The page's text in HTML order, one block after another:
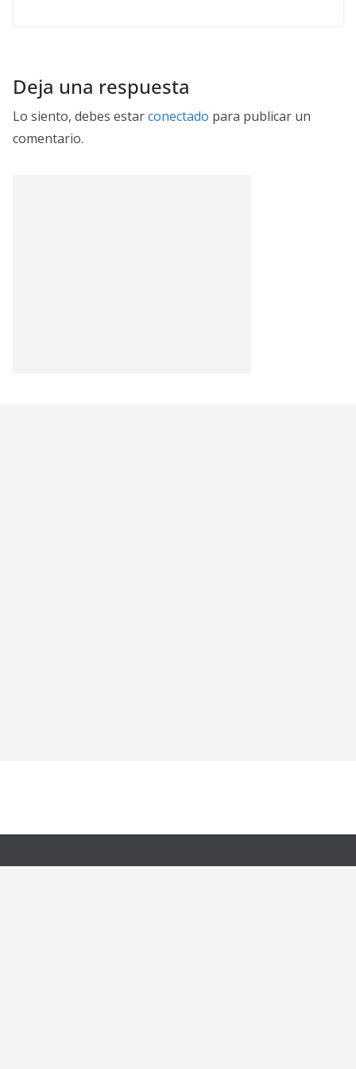
Deja una respuesta
Lo siento, debes estarconectado para publicar un
comentario.